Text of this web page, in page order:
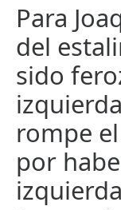
Para
del
sido
rompe
por